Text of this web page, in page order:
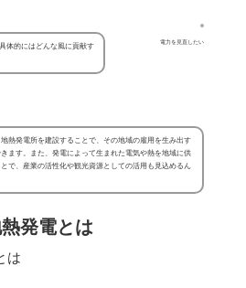
電力を見直したい
体的にはどんな風に貢献す
熱発電所を建設することで、その地域の雇用を生み出す
きます。また、発電によって生まれた電気や熱を地域に供
で、産業の活性化や観光資源としての活用も見込めるん
発電とは